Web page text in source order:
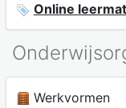
Online
Werkvormen